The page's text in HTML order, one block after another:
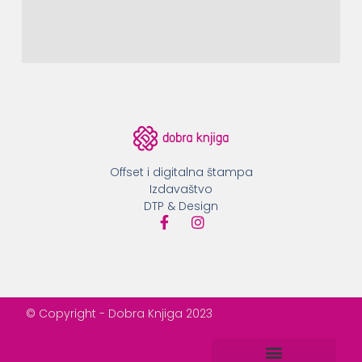
Offset i digitalna štampa
Izdavaštvo
DTP & Design
© Copyright - Dobra Knjiga 2023